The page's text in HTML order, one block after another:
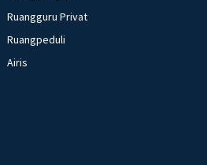
Ruangguru Privat
Ruangpeduli
Airis